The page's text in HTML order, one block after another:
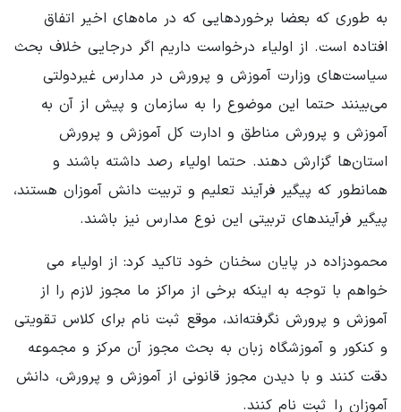
به طوری که بعضا برخوردهایی که در ماه‌های اخیر اتفاق
افتاده است. از اولیاء درخواست داریم اگر درجایی خلاف بحث
سیاست‌های وزارت آموزش و پرورش در مدارس غیردولتی
می‌بینند حتما این موضوع را به سازمان و پیش از آن به
آموزش و پرورش مناطق و ادارت کل آموزش و پرورش
استان‌ها گزارش دهند. حتما اولیاء رصد داشته باشند و
همانطور که پیگیر فرآیند تعلیم و تربیت دانش آموزان هستند،
پیگیر فرآیندهای تربیتی این نوع مدارس نیز باشند.
محمودزاده در پایان سخنان خود تاکید کرد: از اولیاء می
خواهم با توجه به اینکه برخی از مراکز ما مجوز لازم را از
آموزش و پرورش نگرفته‌اند، موقع ثبت نام برای کلاس تقویتی
و کنکور و آموزشگاه زبان به بحث مجوز آن مرکز و مجموعه
دقت کنند و با دیدن مجوز قانونی از آموزش و پرورش، دانش
آموزان را ثبت نام کنند.